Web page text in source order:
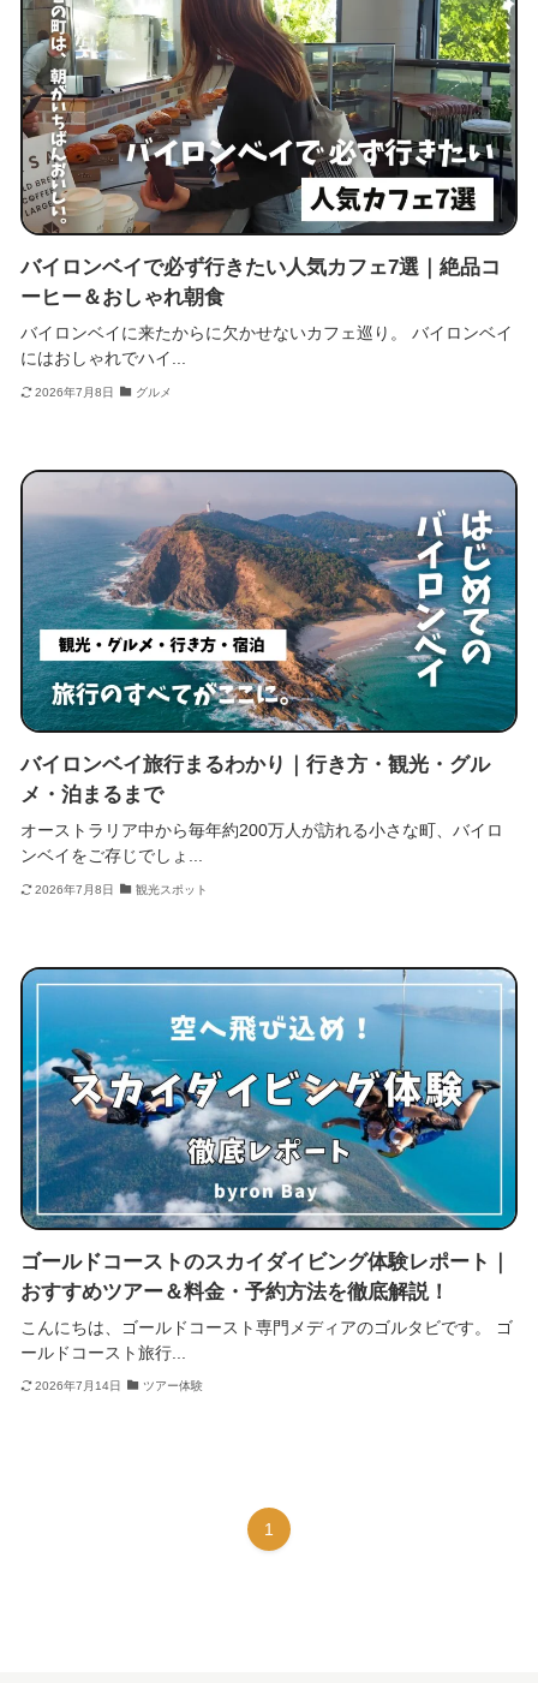
バイロンベイで必ず行きたい人気カフェ7選｜絶品コ
ーヒー＆おしゃれ朝食
バイロンベイに来たからに欠かせないカフェ巡り。 バイロンベイ
にはおしゃれでハイ...
2026年7月8日 グルメ
バイロンベイ旅行まるわかり｜行き方・観光・グル
メ・泊まるまで
オーストラリア中から毎年約200万人が訪れる小さな町、バイロ
ンベイをご存じでしょ...
2026年7月8日 観光スポット
ゴールドコーストのスカイダイビング体験レポート｜
おすすめツアー＆料金・予約方法を徹底解説！
こんにちは、ゴールドコースト専門メディアのゴルタビです。 ゴ
ールドコースト旅行...
2026年7月14日 ツアー体験
1